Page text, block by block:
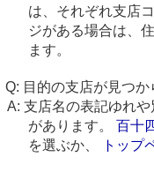
は、それぞれ支店
ジがある場合は、
ます。
目的の支店が見つ
支店名の表記ゆれ
があります。 百十
を選ぶか、
トップ